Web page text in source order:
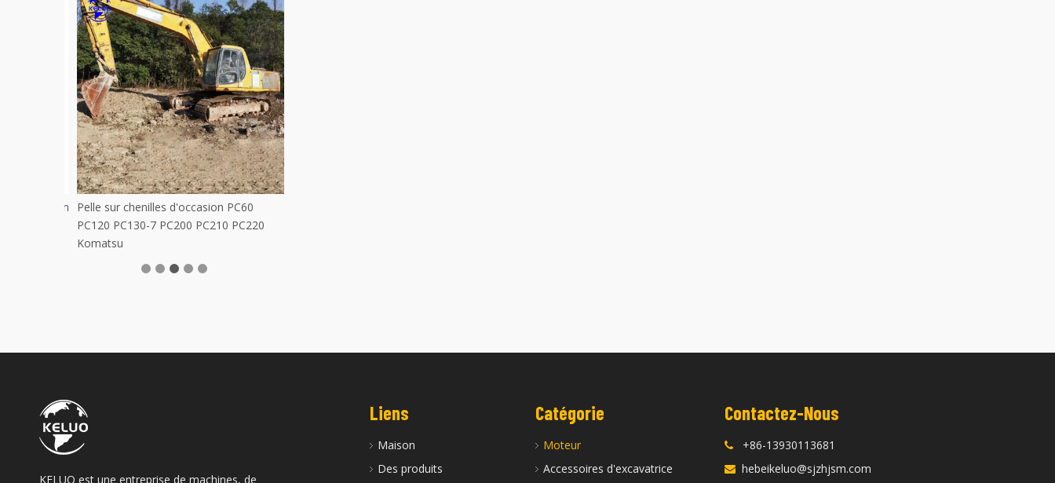
Pelle sur chenilles d'occasion PC60
PC120 PC130-7 PC200 PC210 PC220
Komatsu
KELUO est une entreprise de machines, de
Liens
Maison
Des produits
Catégorie
Moteur
Accessoires d'excavatrice
Contactez-Nous
 +86-13930113681
 hebeikeluo@sjzhjsm.com